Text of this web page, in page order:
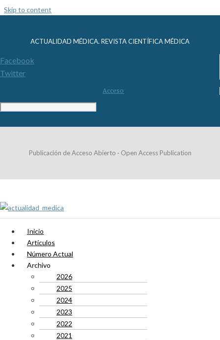
Skip to content
ACTUALIDAD MÉDICA. REVISTA CIENTÍFICA MÉDICA
Facebook
Twitter
Acceso
Publicación de Acceso Abierto · Open Access Publication
Inicio
Artículos
Número Actual
Archivo
2026
2025
2024
2023
2022
2021